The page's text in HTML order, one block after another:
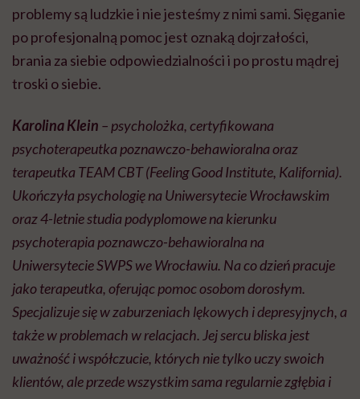
problemy są ludzkie i nie jesteśmy z nimi sami. Sięganie
po profesjonalną pomoc jest oznaką dojrzałości,
brania za siebie odpowiedzialności i po prostu mądrej
troski o siebie.
Karolina Klein – psycholożka, certyfikowana
psychoterapeutka poznawczo-behawioralna oraz
terapeutka TEAM CBT (Feeling Good Institute, Kalifornia).
Ukończyła psychologię na Uniwersytecie Wrocławskim
oraz 4-letnie studia podyplomowe na kierunku
psychoterapia poznawczo-behawioralna na
Uniwersytecie SWPS we Wrocławiu. Na co dzień pracuje
jako terapeutka, oferując pomoc osobom dorosłym.
Specjalizuje się w zaburzeniach lękowych i depresyjnych, a
także w problemach w relacjach. Jej sercu bliska jest
uważność i współczucie, których nie tylko uczy swoich
klientów, ale przede wszystkim sama regularnie zgłębia i